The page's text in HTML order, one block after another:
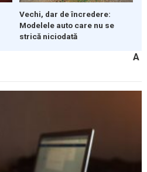
Vechi, dar de încredere:
Modelele auto care nu se
strică niciodată
A